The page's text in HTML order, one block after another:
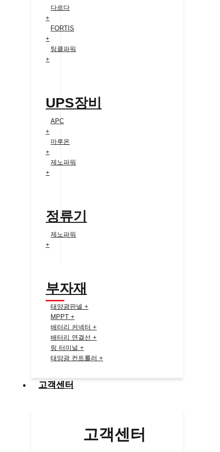
다르다
+
FORTIS
+
팅클파워
+
UPS장비
APC
+
마루온
+
제노파워
+
정류기
제노파워
+
부자재
태양광판넬 +
MPPT +
배터리 커넥터 +
배터리 연결선 +
링 터미널 +
태양광 컨트롤러 +
고객센터
고객센터